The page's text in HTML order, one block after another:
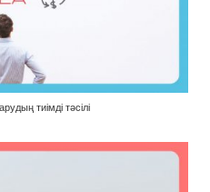
тиімді тәсілі